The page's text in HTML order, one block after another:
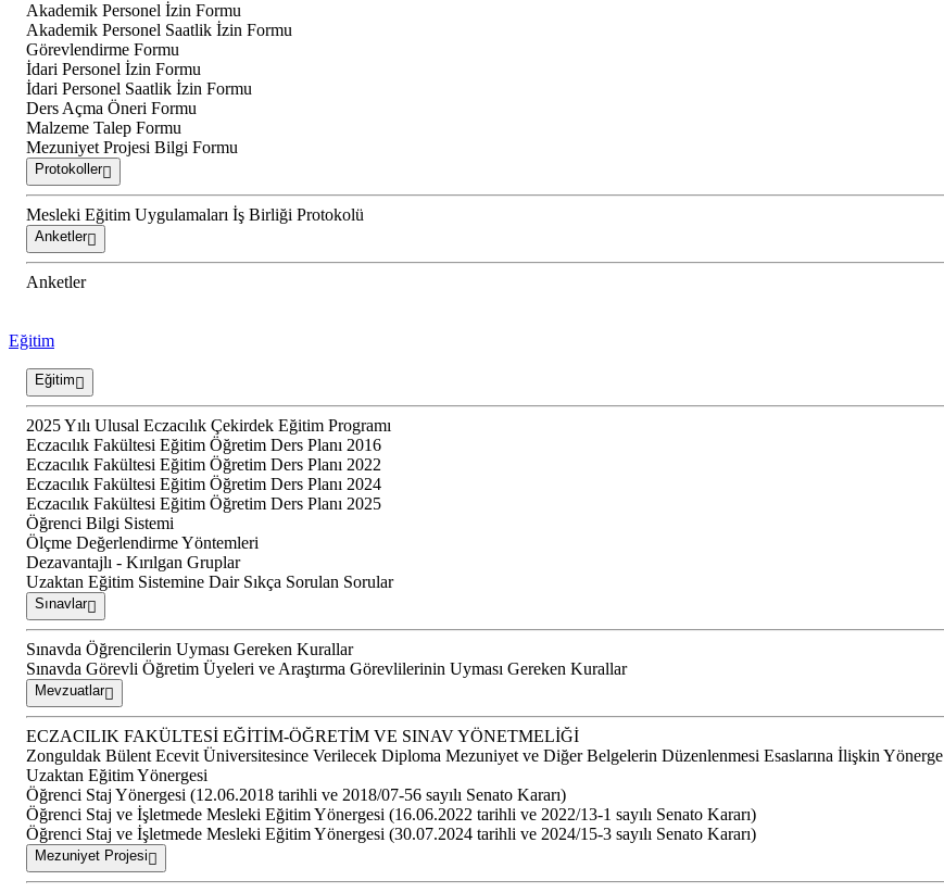
Akademik Personel İzin Formu
Akademik Personel Saatlik İzin Formu
Görevlendirme Formu
İdari Personel İzin Formu
İdari Personel Saatlik İzin Formu
Ders Açma Öneri Formu
Malzeme Talep Formu
Mezuniyet Projesi Bilgi Formu
Protokoller
Mesleki Eğitim Uygulamaları İş Birliği Protokolü
Anketler
Anketler
Eğitim
Eğitim
2025 Yılı Ulusal Eczacılık Çekirdek Eğitim Programı
Eczacılık Fakültesi Eğitim Öğretim Ders Planı 2016
Eczacılık Fakültesi Eğitim Öğretim Ders Planı 2022
Eczacılık Fakültesi Eğitim Öğretim Ders Planı 2024
Eczacılık Fakültesi Eğitim Öğretim Ders Planı 2025
Öğrenci Bilgi Sistemi
Ölçme Değerlendirme Yöntemleri
Dezavantajlı - Kırılgan Gruplar
Uzaktan Eğitim Sistemine Dair Sıkça Sorulan Sorular
Sınavlar
Sınavda Öğrencilerin Uyması Gereken Kurallar
Sınavda Görevli Öğretim Üyeleri ve Araştırma Görevlilerinin Uyması Gereken Kurallar
Mevzuatlar
ECZACILIK FAKÜLTESİ EĞİTİM-ÖĞRETİM VE SINAV YÖNETMELİĞİ
Zonguldak Bülent Ecevit Üniversitesince Verilecek Diploma Mezuniyet ve Diğer Belgelerin Düzenlenmesi Esaslarına İlişkin Yönerge
Uzaktan Eğitim Yönergesi
Öğrenci Staj Yönergesi (12.06.2018 tarihli ve 2018/07-56 sayılı Senato Kararı)
Öğrenci Staj ve İşletmede Mesleki Eğitim Yönergesi (16.06.2022 tarihli ve 2022/13-1 sayılı Senato Kararı)
Öğrenci Staj ve İşletmede Mesleki Eğitim Yönergesi (30.07.2024 tarihli ve 2024/15-3 sayılı Senato Kararı)
Mezuniyet Projesi